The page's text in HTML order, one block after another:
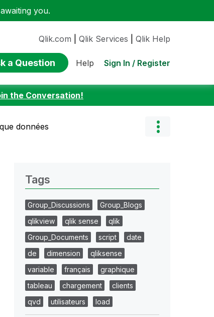
you.
Qlik.com Qlik Services Qlik Help
a Question Help Sign In / Register
the Conversation!
données
Tags
Group_Discussions
Group_Blogs
qlikview
qlik sense
qlik
Group_Documents
script
date
de
dimension
qliksense
variable
français
graphique
tableau
chargement
clients
qvd
utilisateurs load